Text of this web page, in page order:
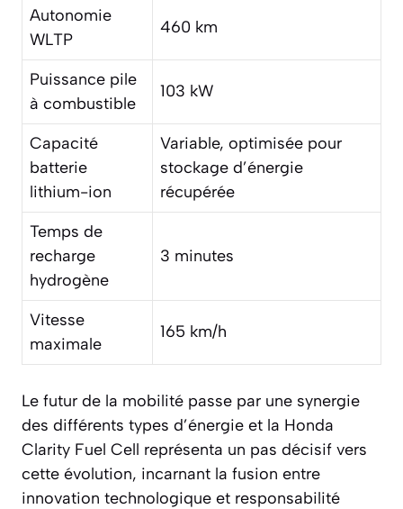
Autonomie
WLTP
460 km
Puissance pile
à combustible
103 kW
Capacité
batterie
lithium-ion
Variable, optimisée pour
stockage d’énergie
récupérée
Temps de
recharge
hydrogène
3 minutes
Vitesse
maximale
165 km/h
Le futur de la mobilité passe par une synergie
des différents types d’énergie et la Honda
Clarity Fuel Cell représenta un pas décisif vers
cette évolution, incarnant la fusion entre
innovation technologique et responsabilité